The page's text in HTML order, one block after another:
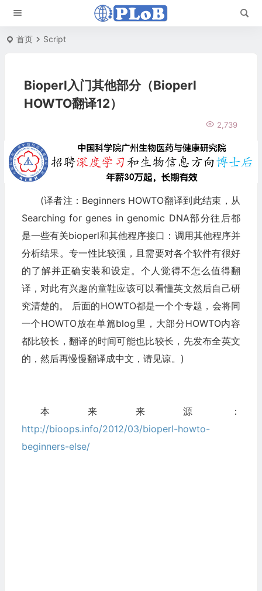
首页 Script
Bioperl入门其他部分（Bioperl
HOWTO翻译12）
2,739
(译者注：Beginners HOWTO翻译到此结束，从
Searching for genes in genomic DNA部分往后都
是一些有关bioperl和其他程序接口：调用其他程序并
分析结果。专一性比较强，且需要对各个软件有很好
的了解并正确安装和设定。个人觉得不怎么值得翻
译，对此有兴趣的童鞋应该可以看懂英文然后自己研
究清楚的。 后面的HOWTO都是一个个专题，会将同
一个HOWTO放在单篇blog里，大部分HOWTO内容
都比较长，翻译的时间可能也比较长，先发布全英文
的，然后再慢慢翻译成中文，请见谅。)
本来来源：
http://bioops.info/2012/03/bioperl-howto-
beginners-else/